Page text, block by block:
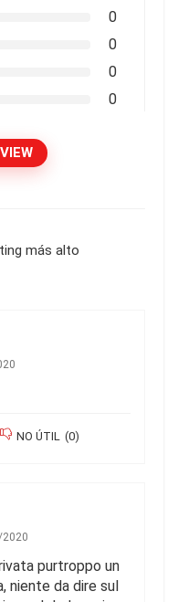
0
0
0
0
más alto
NO ÚTIL (0)
purtroppo un
niente da dire sul